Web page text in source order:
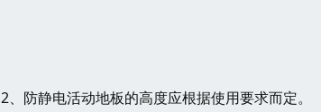
防静电活动地板的高度应根据使用要求而定。